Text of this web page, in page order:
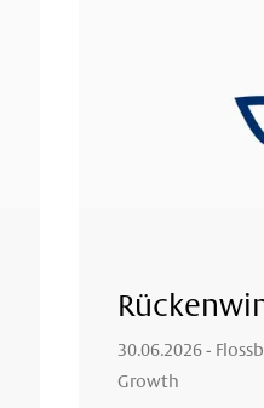
30.06.2026-
Growth